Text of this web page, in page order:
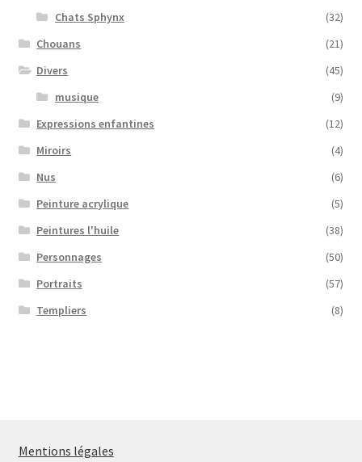
Chats Sphynx
(32)
Chouans
(21)
Divers
(45)
musique
(9)
Expressions enfantines
(12)
Miroirs
(4)
Nus
(6)
Peinture acrylique
(5)
Peintures l'huile
(38)
Personnages
(50)
Portraits
(57)
Templiers
(8)
Mentions légales